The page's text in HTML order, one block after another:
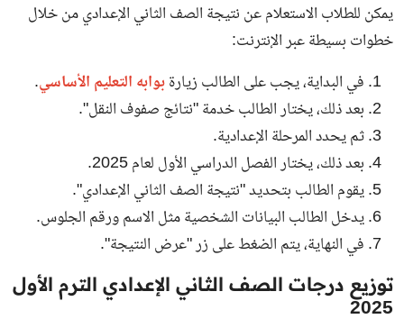
يمكن للطلاب الاستعلام عن نتيجة الصف الثاني الإعدادي من خلال
خطوات بسيطة عبر الإنترنت:
في البداية، يجب على الطالب زيارةبوابه التعليم الأساسي.
بعد ذلك، يختار الطالب خدمة "نتائج صفوف النقل".
ثم يحدد المرحلة الإعدادية.
بعد ذلك، يختار الفصل الدراسي الأول لعام 2025.
يقوم الطالب بتحديد "نتيجة الصف الثاني الإعدادي".
يدخل الطالب البيانات الشخصية مثل الاسم ورقم الجلوس.
في النهاية، يتم الضغط على زر "عرض النتيجة".
توزيع درجات الصف الثاني الإعدادي الترم الأول
2025